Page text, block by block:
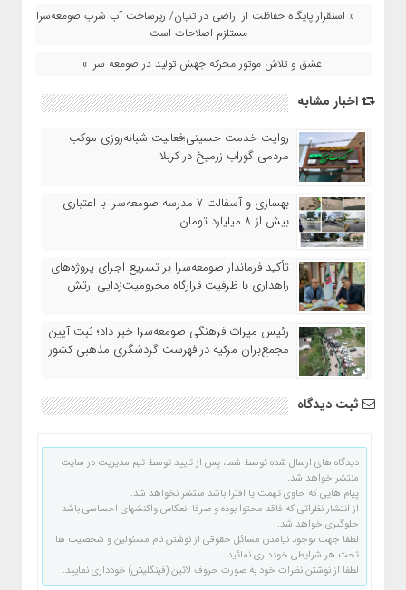
« استقرار پایگاه حفاظت از اراضی در تنیان/ زیرساخت آب شرب صومعه‌سرا
مستلزم اصلاحات است
عشق و تلاش موتور محرکه جهش تولید در صومعه سرا »
اخبار مشابه
روایت خدمت حسینی؛فعالیت شبانه‌روزی موکب
مردمی گوراب زرمیخ در کربلا
بهسازی و آسفالت ۷ مدرسه صومعه‌سرا با اعتباری
بیش از ۸ میلیارد تومان
تأکید فرماندار صومعه‌سرا بر تسریع اجرای پروژه‌های
راهداری با ظرفیت قرارگاه محرومیت‌زدایی ارتش
رئیس میراث فرهنگی صومعه‌سرا خبر داد؛ ثبت آیین
مجمع‌بران مرکیه در فهرست گردشگری مذهبی کشور
ثبت دیدگاه
دیدگاه های ارسال شده توسط شما، پس از تایید توسط تیم مدیریت در سایت
منتشر خواهد شد.
پیام هایی که حاوی تهمت یا افترا باشد منتشر نخواهد شد.
از انتشار نظراتی که فاقد محتوا بوده و صرفا انعکاس واکنشهای احساسی باشد
جلوگیری خواهد شد.
لطفا جهت بوجود نیامدن مسائل حقوقی از نوشتن نام مسئولین و شخصیت ها
تحت هر شرایطی خودداری نمائید.
لطفا از نوشتن نظرات خود به صورت حروف لاتین (فینگلیش) خودداری نمایید.